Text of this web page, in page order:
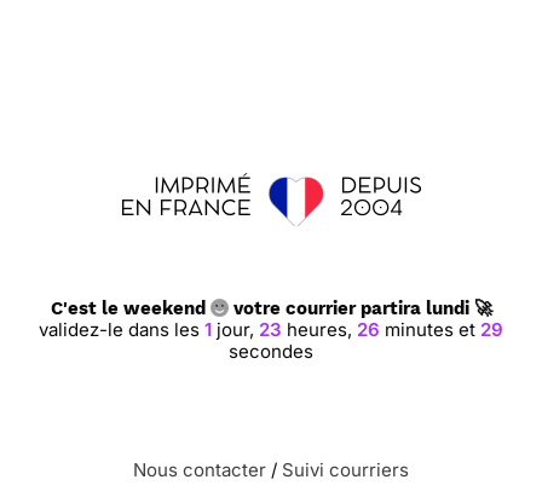
C'est le weekend votre courrier partira lundi 🚀
validez-le dans les 1 jour, 23 heures, 26 minutes et 28
secondes
Nous contacter / Suivi courriers